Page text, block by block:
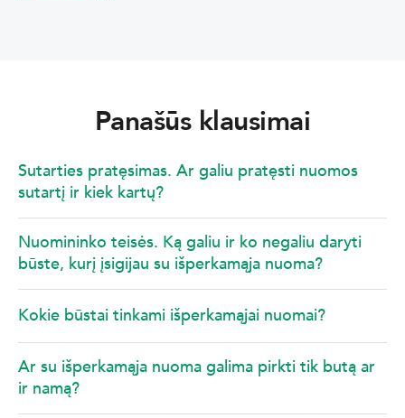
Panašūs klausimai
Sutarties pratęsimas. Ar galiu pratęsti nuomos
sutartį ir kiek kartų?
Nuomininko teisės. Ką galiu ir ko negaliu daryti
būste, kurį įsigijau su išperkamąja nuoma?
Kokie būstai tinkami išperkamąjai nuomai?
Ar su išperkamąja nuoma galima pirkti tik butą ar
ir namą?